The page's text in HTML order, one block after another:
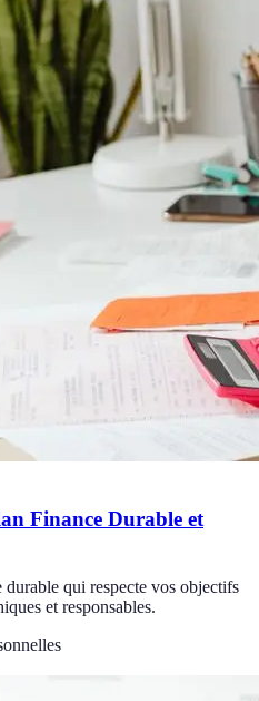
Finance Durable et
qui respecte vos objectifs
et responsables.